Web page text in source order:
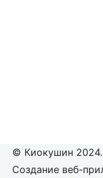
© Киокушин
Создание веб-